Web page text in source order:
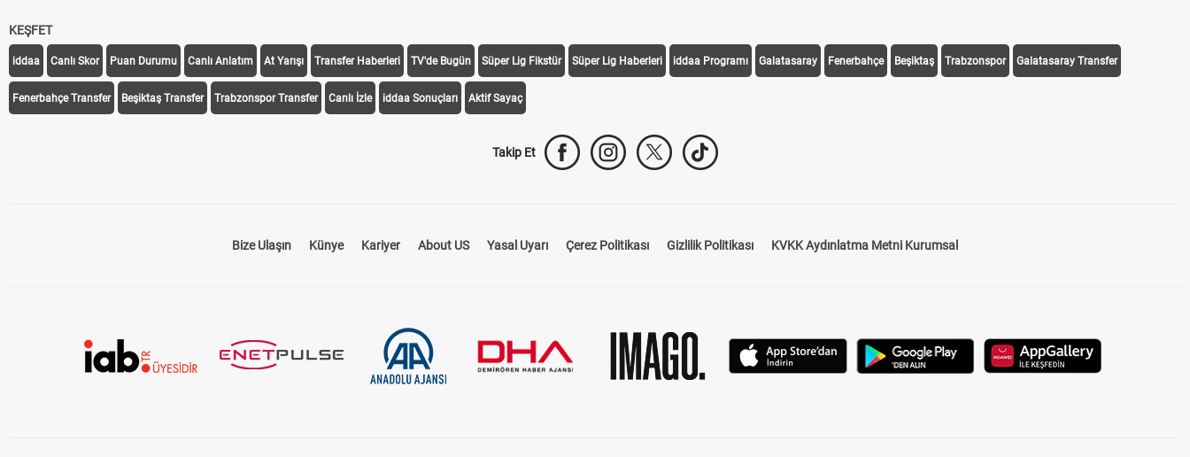
KEŞFET
iddaa Canlı Skor Puan Durumu Canlı Anlatım At Yarışı Transfer Haberleri TV'de Bugün Süper Lig Fikstür Süper Lig Haberleri iddaa Programı Galatasaray Fenerbahçe Beşiktaş Trabzonspor Galatasaray Transfer
Fenerbahçe Transfer Beşiktaş Transfer Trabzonspor Transfer Canlı İzle iddaa Sonuçları Aktif Sayaç
Takip Et
Bize Ulaşın Künye Kariyer About US Yasal Uyarı Çerez Politikası Gizlilik Politikası KVKK Aydınlatma Metni Kurumsal